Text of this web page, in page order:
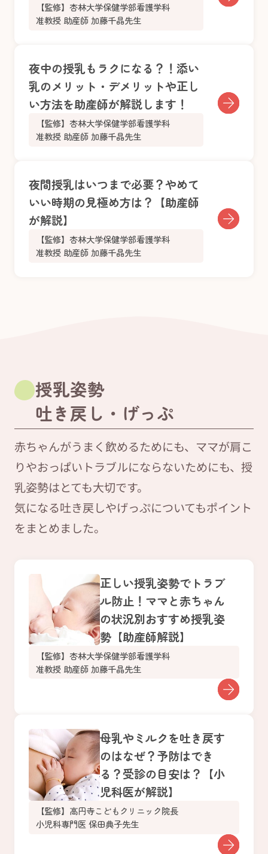
【監修】杏林大学保健学部看護学科
准教授 助産師 加藤千晶先生
夜中の授乳もラクになる？！添い
乳のメリット・デメリットや正し
い方法を助産師が解説します！
【監修】杏林大学保健学部看護学科
准教授 助産師 加藤千晶先生
夜間授乳はいつまで必要？やめて
いい時期の見極め方は？【助産師
が解説】
【監修】杏林大学保健学部看護学科
准教授 助産師 加藤千晶先生
授乳姿勢
吐き戻し・げっぷ
赤ちゃんがうまく飲めるためにも、ママが肩こ
りやおっぱいトラブルにならないためにも、授
乳姿勢はとても大切です。
気になる吐き戻しやげっぷについてもポイント
をまとめました。
正しい授乳姿勢でトラブ
ル防止！ママと赤ちゃん
の状況別おすすめ授乳姿
勢【助産師解説】
【監修】杏林大学保健学部看護学科
准教授 助産師 加藤千晶先生
母乳やミルクを吐き戻す
のはなぜ？予防はでき
る？受診の目安は？【小
児科医が解説】
【監修】高円寺こどもクリニック院長
小児科専門医 保田典子先生